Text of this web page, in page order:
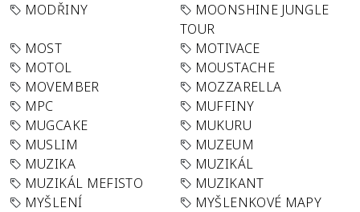
MODŘINY
MOONSHINE JUNGLE
TOUR
MOST
MOTIVACE
MOTOL
MOUSTACHE
MOVEMBER
MOZZARELLA
MPC
MUFFINY
MUGCAKE
MUKURU
MUSLIM
MUZEUM
MUZIKA
MUZIKÁL
MUZIKÁL MEFISTO
MUZIKANT
MYŠLENÍ
MYŠLENKOVÉ MAPY